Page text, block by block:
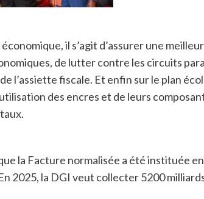
économique, il s’agit d’assurer une
de lutter contre les circuits
l’assiette fiscale. Et enfin sur le plan
des encres et de leurs
la Facture normalisée a été instituée
2025, la DGI veut collecter 5200